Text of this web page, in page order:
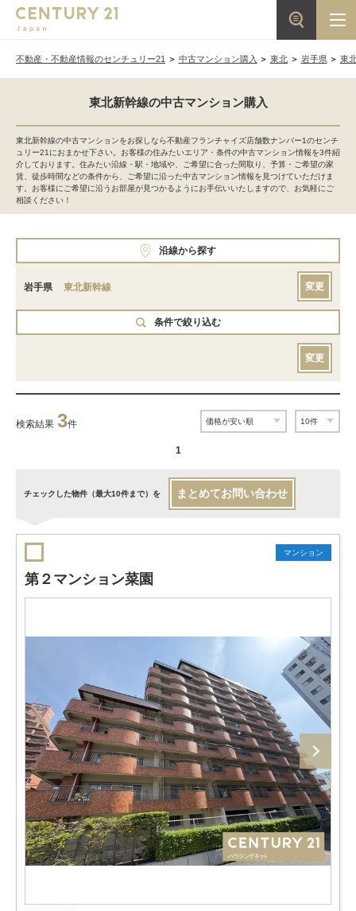
不動産・不動産情報のセンチュリー21 中古マンション購入 東北 岩手県 東
東北新幹線の中古マンション購入
東北新幹線の中古マンションをお探しなら不動産フランチャイズ店舗数ナンバー1のセンチ
ュリー21におまかせ下さい。お客様の住みたいエリア・条件の中古マンション情報を3件紹
介しております。住みたい沿線・駅・地域や、ご希望に合った間取り、予算・ご希望の家
賃、徒歩時間などの条件から、ご希望に沿った中古マンション情報を見つけていただけま
す。お客様にご希望に沿うお部屋が見つかるようにお手伝いいたしますので、お気軽にご
相談ください！
沿線から探す
岩手県 東北新幹線 変更
条件で絞り込む
変更
検索結果 3件
1
チェックした物件（最大10件まで）を まとめてお問い合わせ
マンション
第２マンション菜園